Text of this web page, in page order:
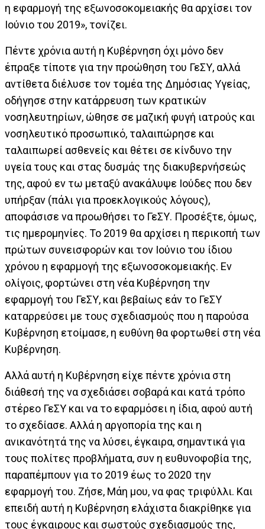
η εφαρμογή της εξωνοσοκομειακής θα αρχίσει τον
Ιούνιο του 2019», τονίζει.
Πέντε χρόνια αυτή η Κυβέρνηση όχι μόνο δεν
έπραξε τίποτε για την προώθηση του ΓεΣΥ, αλλά
αντίθετα διέλυσε τον τομέα της Δημόσιας Υγείας,
οδήγησε στην κατάρρευση των κρατικών
νοσηλευτηρίων, ώθησε σε μαζική φυγή ιατρούς και
νοσηλευτικό προσωπικό, ταλαιπώρησε και
ταλαιπωρεί ασθενείς και θέτει σε κίνδυνο την
υγεία τους και στας δυσμάς της διακυβερνήσεώς
της, αφού εν τω μεταξύ ανακάλυψε Ιούδες που δεν
υπήρξαν (πάλι για προεκλογικούς λόγους),
αποφάσισε να προωθήσει το ΓεΣΥ. Προσέξτε, όμως,
τις ημερομηνίες. Το 2019 θα αρχίσει η περικοπή των
πρώτων συνεισφορών και τον Ιούνιο του ίδιου
χρόνου η εφαρμογή της εξωνοσοκομειακής. Εν
ολίγοις, φορτώνει στη νέα Κυβέρνηση την
εφαρμογή του ΓεΣΥ, και βεβαίως εάν το ΓεΣΥ
καταρρεύσει με τους σχεδιασμούς που η παρούσα
Κυβέρνηση ετοίμασε, η ευθύνη θα φορτωθεί στη νέα
Κυβέρνηση.
Αλλά αυτή η Κυβέρνηση είχε πέντε χρόνια στη
διάθεσή της να σχεδιάσει σοβαρά και κατά τρόπο
στέρεο ΓεΣΥ και να το εφαρμόσει η ίδια, αφού αυτή
το σχεδίασε. Αλλά η αργοπορία της και η
ανικανότητά της να λύσει, έγκαιρα, σημαντικά για
τους πολίτες προβλήματα, συν η ευθυνοφοβία της,
παραπέμπουν για το 2019 έως το 2020 την
εφαρμογή του. Ζήσε, Μάη μου, να φας τριφύλλι. Και
επειδή αυτή η Κυβέρνηση ελάχιστα διακρίθηκε για
τους έγκαιρους και σωστούς σχεδιασμούς της,